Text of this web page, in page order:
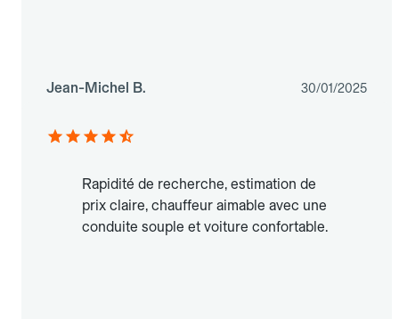
Jean-Michel B. 30/01/2025
Rapidité de recherche, estimation de
prix claire, chauffeur aimable avec une
conduite souple et voiture confortable.